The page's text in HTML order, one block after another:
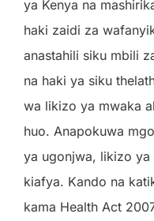
ya Kenya na
haki zaidi za
anastahili siku mbili
na haki ya siku
wa likizo ya mwaka
huo. Anapokuwa
ya ugonjwa, likizo ya
kiafya. Kando na
kama Health Act